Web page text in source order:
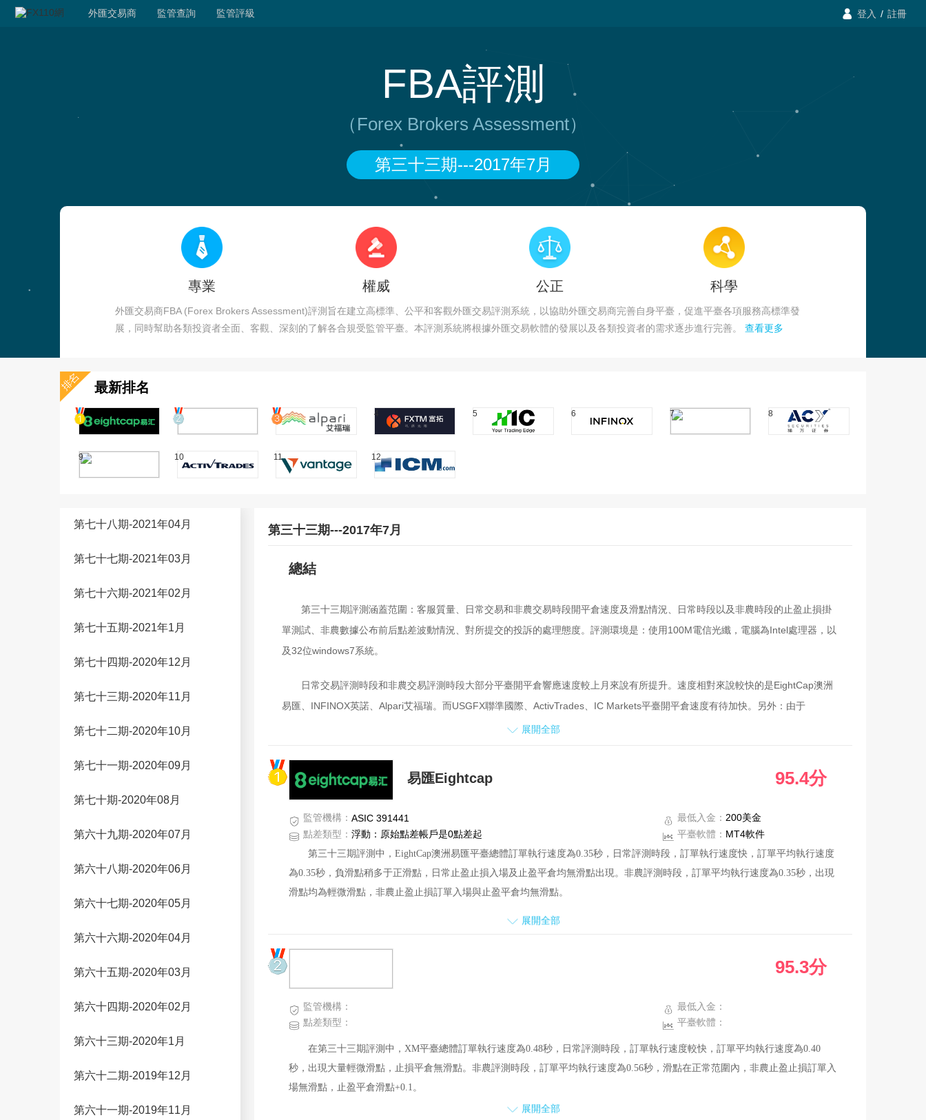
外匯交易商 監管查詢 監管評級  登入 / 註冊
FBA評測
（Forex Brokers Assessment）
第三十三期---2017年7月
專業 權威 公正 科學
外匯交易商FBA (Forex Brokers Assessment)評測旨在建立高標準、公平和客觀外匯交易評測系統，以協助外匯交易商完善自身平臺，促進平臺各項服務高標準發
展，同時幫助各類投資者全面、客觀、深刻的了解各合規受監管平臺。本評測系統將根據外匯交易軟體的發展以及各類投資者的需求逐步進行完善。 查看更多
最新排名
4 5 6 7 8
9 10 11 12
第七十八期-2021年04月
第七十七期-2021年03月
第七十六期-2021年02月
第七十五期-2021年1月
第七十四期-2020年12月
第七十三期-2020年11月
第七十二期-2020年10月
第七十一期-2020年09月
第七十期-2020年08月
第六十九期-2020年07月
第六十八期-2020年06月
第六十七期-2020年05月
第六十六期-2020年04月
第六十五期-2020年03月
第六十四期-2020年02月
第六十三期-2020年1月
第六十二期-2019年12月
第六十一期-2019年11月
第三十三期---2017年7月
總結
第三十三期評測涵蓋范圍：客服質量、日常交易和非農交易時段開平倉速度及滑點情況、日常時段以及非農時段的止盈止損掛
單測試、非農數據公布前后點差波動情況、對所提交的投訴的處理態度。評測環境是：使用100M電信光纖，電腦為Intel處理器，以
及32位windows7系統。
日常交易評測時段和非農交易評測時段大部分平臺開平倉響應速度較上月來說有所提升。速度相對來說較快的是EightCap澳洲
易匯、INFINOX英諾、Alpari艾福瑞。而USGFX聯準國際、ActivTrades、IC Markets平臺開平倉速度有待加快。另外：由于
ActivTrades服務器在國外，所以在開平倉時間上面會有影響。
滑點方面，大多數平臺均較多負滑點，日常滑點較多，部分平臺日常及非農止盈止損均出現滑點。其中FXTM富拓和USGFX聯
準國際僅出現少量細微滑點，總體表現比較穩定。本月日常美洲盤測試，大部分平臺滑點明顯，行情波動較大。注：USGFX聯準國
際有一手動單平倉時出現連接中斷現象；SVSFX亞洲盤評測時盤面市場報價停止，但仍可進行交易，以致無法觀測到平倉滑點情
況，故而表格中未有開倉滑點測試數據。非農點差波動方面，大部分平臺都出現點差短暫性擴大情況，其中Alpari艾福瑞點差波動范
圍最小。
客服以及平臺投訴方面，參與評測的平臺均對向外匯110網提交的投訴及時處理并與客戶協商解決問題。、ActivTrades、
FXTM富拓、英國SVSFX平臺本月未收到投訴,望繼續保持。
展開全部
易匯Eightcap 95.4分
監管機構： ASIC 391441
點差類型： 浮動：原始點差帳戶是0點差起
最低入金： 200美金
平臺軟體： MT4軟件
第三十三期評測中，EightCap澳洲易匯平臺總體訂單執行速度為0.35秒，日常評測時段，訂單執行速度快，訂單平均執行速度
為0.35秒，負滑點稍多于正滑點，日常止盈止損入場及止盈平倉均無滑點出現。非農評測時段，訂單平均執行速度為0.35秒，出現
滑點均為輕微滑點，非農止盈止損訂單入場與止盈平倉均無滑點。
客戶投訴方面，本月評測期間共收到1份用戶對該平臺的投訴，正在與用戶溝通當中。
展開全部
95.3分
監管機構：
點差類型：
最低入金：
平臺軟體：
在第三十三期評測中，XM平臺總體訂單執行速度為0.48秒，日常評測時段，訂單執行速度較快，訂單平均執行速度為0.40
秒，出現大量輕微滑點，止損平倉無滑點。非農評測時段，訂單平均執行速度為0.56秒，滑點在正常范圍內，非農止盈止損訂單入
場無滑點，止盈平倉滑點+0.1。
非農時段，點差出現短暫性擴大,點差波動范圍為1.6-8.9。
展開全部